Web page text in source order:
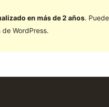
en más de 2 años.
WordPress.